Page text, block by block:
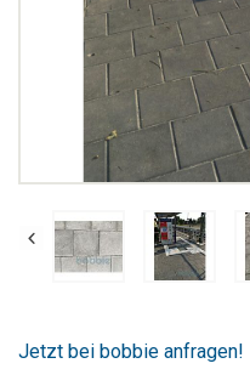
der
Jetzt bei bobbie anfragen!